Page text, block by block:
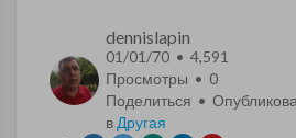
dennislapin
01/01/70 • 4,591
Просмотры • 0
Поделиться •
в Другая